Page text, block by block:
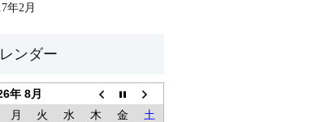
年2月
年 8月
月 火 水 木 金
土